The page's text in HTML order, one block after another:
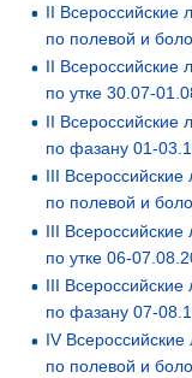
II Всероссийские
по полевой и
II Всероссийские
по утке 30.07-
II Всероссийские
по фазану 01-
III
по полевой и
III
по утке 06-
III
по фазану 07-
IV
по полевой и